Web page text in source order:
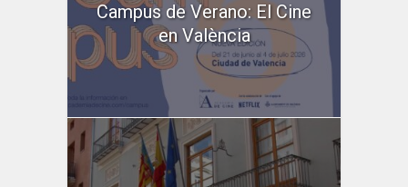
Campus de Verano: El Cine
en València